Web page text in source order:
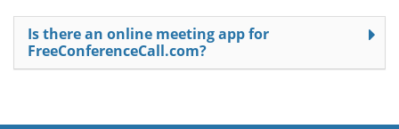
Is there an online meeting app for
FreeConferenceCall.com?